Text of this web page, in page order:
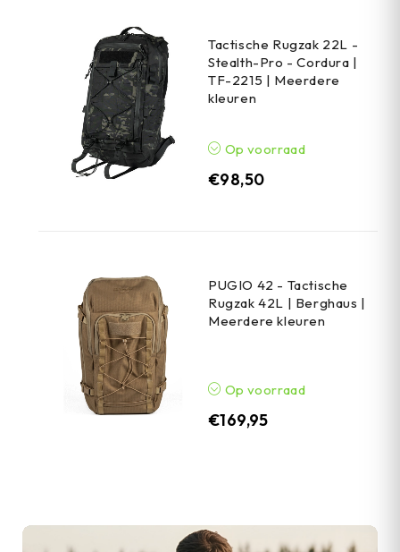
Tactische Rugzak 22L -
Stealth-Pro - Cordura |
TF-2215 | Meerdere
kleuren
Op voorraad
€98,50
PUGIO 42 - Tactische
Rugzak 42L | Berghaus |
Meerdere kleuren
Op voorraad
€169,95